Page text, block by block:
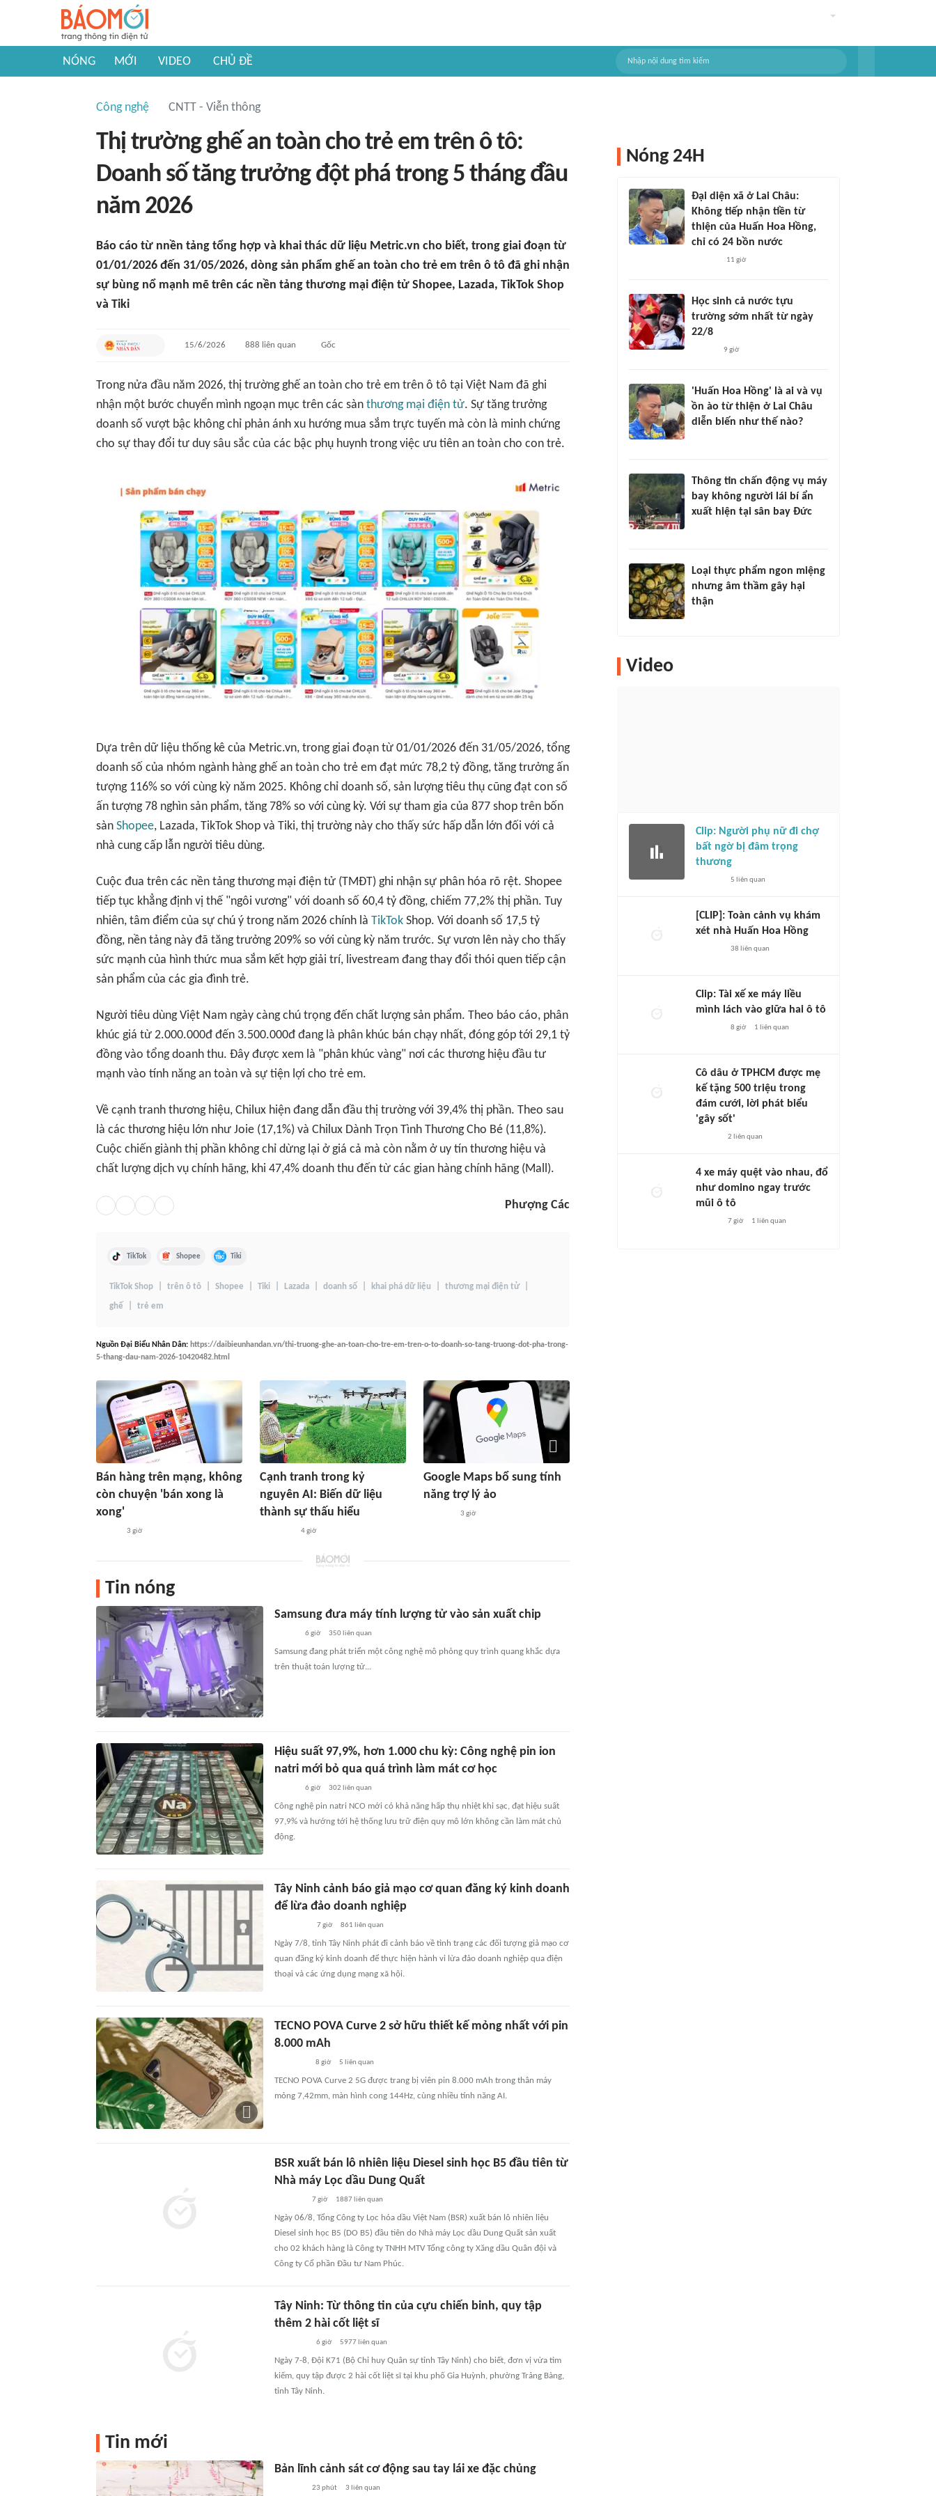
NÓNG MỚI VIDEO CHỦ ĐỀ
Công nghệ CNTT - Viễn thông
Thị trường ghế an toàn cho trẻ em trên ô tô:
Doanh số tăng trưởng đột phá trong 5 tháng đầu
năm 2026
Báo cáo từ nnền tảng tổng hợp và khai thác dữ liệu Metric.vn cho biết, trong giai đoạn từ
01/01/2026 đến 31/05/2026, dòng sản phẩm ghế an toàn cho trẻ em trên ô tô đã ghi nhận
sự bùng nổ mạnh mẽ trên các nền tảng thương mại điện tử Shopee, Lazada, TikTok Shop
và Tiki
15/6/2026 888 liên quan Gốc
Trong nửa đầu năm 2026, thị trường ghế an toàn cho trẻ em trên ô tô tại Việt Nam đã ghi
nhận một bước chuyển mình ngoạn mục trên các sàn thương mại điện tử. Sự tăng trưởng
doanh số vượt bậc không chỉ phản ánh xu hướng mua sắm trực tuyến mà còn là minh chứng
cho sự thay đổi tư duy sâu sắc của các bậc phụ huynh trong việc ưu tiên an toàn cho con trẻ.
Dựa trên dữ liệu thống kê của Metric.vn, trong giai đoạn từ 01/01/2026 đến 31/05/2026, tổng
doanh số của nhóm ngành hàng ghế an toàn cho trẻ em đạt mức 78,2 tỷ đồng, tăng trưởng ấn
tượng 116% so với cùng kỳ năm 2025. Không chỉ doanh số, sản lượng tiêu thụ cũng đạt con số
ấn tượng 78 nghìn sản phẩm, tăng 78% so với cùng kỳ. Với sự tham gia của 877 shop trên bốn
sàn Shopee, Lazada, TikTok Shop và Tiki, thị trường này cho thấy sức hấp dẫn lớn đối với cả
nhà cung cấp lẫn người tiêu dùng.
Cuộc đua trên các nền tảng thương mại điện tử (TMĐT) ghi nhận sự phân hóa rõ rệt. Shopee
tiếp tục khẳng định vị thế "ngôi vương" với doanh số 60,4 tỷ đồng, chiếm 77,2% thị phần. Tuy
nhiên, tâm điểm của sự chú ý trong năm 2026 chính là TikTok Shop. Với doanh số 17,5 tỷ
đồng, nền tảng này đã tăng trưởng 209% so với cùng kỳ năm trước. Sự vươn lên này cho thấy
sức mạnh của hình thức mua sắm kết hợp giải trí, livestream đang thay đổi thói quen tiếp cận
sản phẩm của các gia đình trẻ.
Người tiêu dùng Việt Nam ngày càng chú trọng đến chất lượng sản phẩm. Theo báo cáo, phân
khúc giá từ 2.000.000đ đến 3.500.000đ đang là phân khúc bán chạy nhất, đóng góp tới 29,1 tỷ
đồng vào tổng doanh thu. Đây được xem là "phân khúc vàng" nơi các thương hiệu đầu tư
mạnh vào tính năng an toàn và sự tiện lợi cho trẻ em.
Về cạnh tranh thương hiệu, Chilux hiện đang dẫn đầu thị trường với 39,4% thị phần. Theo sau
là các thương hiệu lớn như Joie (17,1%) và Chilux Dành Trọn Tình Thương Cho Bé (11,8%).
Cuộc chiến giành thị phần không chỉ dừng lại ở giá cả mà còn nằm ở uy tín thương hiệu và
chất lượng dịch vụ chính hãng, khi 47,4% doanh thu đến từ các gian hàng chính hãng (Mall).
Phượng Các
TikTok Shopee Tiki
TikTok Shop trên ô tô Shopee Tiki Lazada doanh số khai phá dữ liệu thương mại điện tử
ghế trẻ em
Nguồn Đại Biểu Nhân Dân: https://daibieunhandan.vn/thi-truong-ghe-an-toan-cho-tre-em-tren-o-to-doanh-so-tang-truong-dot-pha-trong-
5-thang-dau-nam-2026-10420482.html
Bán hàng trên mạng, không
còn chuyện 'bán xong là
xong'
3 giờ
Cạnh tranh trong kỷ
nguyên AI: Biến dữ liệu
thành sự thấu hiểu
4 giờ
Google Maps bổ sung tính
năng trợ lý ảo
3 giờ
Tin nóng
Samsung đưa máy tính lượng tử vào sản xuất chip
6 giờ 350 liên quan
Samsung đang phát triển một công nghệ mô phỏng quy trình quang khắc dựa
trên thuật toán lượng tử...
Hiệu suất 97,9%, hơn 1.000 chu kỳ: Công nghệ pin ion
natri mới bỏ qua quá trình làm mát cơ học
6 giờ 302 liên quan
Công nghệ pin natri NCO mới có khả năng hấp thụ nhiệt khi sạc, đạt hiệu suất
97,9% và hướng tới hệ thống lưu trữ điện quy mô lớn không cần làm mát chủ
động.
Tây Ninh cảnh báo giả mạo cơ quan đăng ký kinh doanh
để lừa đảo doanh nghiệp
7 giờ 861 liên quan
Ngày 7/8, tỉnh Tây Ninh phát đi cảnh báo về tình trạng các đối tượng giả mạo cơ
quan đăng ký kinh doanh để thực hiện hành vi lừa đảo doanh nghiệp qua điện
thoại và các ứng dụng mạng xã hội.
TECNO POVA Curve 2 sở hữu thiết kế mỏng nhất với pin
8.000 mAh
8 giờ 5 liên quan
TECNO POVA Curve 2 5G được trang bị viên pin 8.000 mAh trong thân máy
mỏng 7,42mm, màn hình cong 144Hz, cùng nhiều tính năng AI.
BSR xuất bán lô nhiên liệu Diesel sinh học B5 đầu tiên từ
Nhà máy Lọc dầu Dung Quất
7 giờ 1887 liên quan
Ngày 06/8, Tổng Công ty Lọc hóa dầu Việt Nam (BSR) xuất bán lô nhiên liệu
Diesel sinh học B5 (DO B5) đầu tiên do Nhà máy Lọc dầu Dung Quất sản xuất
cho 02 khách hàng là Công ty TNHH MTV Tổng công ty Xăng dầu Quân đội và
Công ty Cổ phần Đầu tư Nam Phúc.
Tây Ninh: Từ thông tin của cựu chiến binh, quy tập
thêm 2 hài cốt liệt sĩ
6 giờ 5977 liên quan
Ngày 7-8, Đội K71 (Bộ Chỉ huy Quân sự tỉnh Tây Ninh) cho biết, đơn vị vừa tìm
kiếm, quy tập được 2 hài cốt liệt sĩ tại khu phố Gia Huỳnh, phường Trảng Bàng,
tỉnh Tây Ninh.
Tin mới
Bản lĩnh cảnh sát cơ động sau tay lái xe đặc chủng
23 phút 3 liên quan
Nóng 24H
Đại diện xã ở Lai Châu:
Không tiếp nhận tiền từ
thiện của Huấn Hoa Hồng,
chỉ có 24 bồn nước
11 giờ
Học sinh cả nước tựu
trường sớm nhất từ ngày
22/8
9 giờ
'Huấn Hoa Hồng' là ai và vụ
ồn ào từ thiện ở Lai Châu
diễn biến như thế nào?
Thông tin chấn động vụ máy
bay không người lái bí ẩn
xuất hiện tại sân bay Đức
Loại thực phẩm ngon miệng
nhưng âm thầm gây hại
thận
Video
Clip: Người phụ nữ đi chợ
bất ngờ bị đâm trọng
thương
5 liên quan
[CLIP]: Toàn cảnh vụ khám
xét nhà Huấn Hoa Hồng
38 liên quan
Clip: Tài xế xe máy liều
mình lách vào giữa hai ô tô
8 giờ 1 liên quan
Cô dâu ở TPHCM được mẹ
kế tặng 500 triệu trong
đám cưới, lời phát biểu
'gây sốt'
2 liên quan
4 xe máy quệt vào nhau, đổ
như domino ngay trước
mũi ô tô
7 giờ 1 liên quan